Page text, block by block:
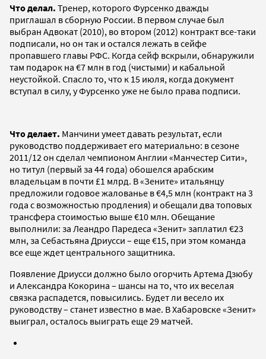
Что делал. Тренер, которого Фурсенко дважды
приглашал в сборную России. В первом случае был
выбран Адвокат (2010), во втором (2012) контракт все-таки
подписали, но он так и остался лежать в сейфе
пропавшего главы РФС. Когда сейф вскрыли, обнаружили
там подарок на €7 млн в год (чистыми) и кабальной
неустойкой. Спасло то, что к 15 июля, когда документ
вступал в силу, у Фурсенко уже не было права подписи.
Что делает. Манчини умеет давать результат, если
руководство поддерживает его материально: в сезоне
2011/12 он сделал чемпионом Англии «Манчестер Сити»,
но титул (первый за 44 года) обошелся арабским
владельцам в почти £1 млрд. В «Зените» итальянцу
предложили годовое жалованье в €4,5 млн (контракт на 3
года с возможностью продления) и обещали два топовых
трансфера стоимостью выше €10 млн. Обещание
выполнили: за Леандро Паредеса «Зенит» заплатил €23
млн, за Себастьяна Дриусси – еще €15, при этом команда
все еще ждет центрального защитника.
Появление Дриусси должно было огорчить Артема Дзюбу
и Александра Кокорина – шансы на то, что их веселая
связка распадется, повысились. Будет ли весело их
руководству – станет известно в мае. В Хабаровске «Зенит»
выиграл, осталось выиграть еще 29 матчей.